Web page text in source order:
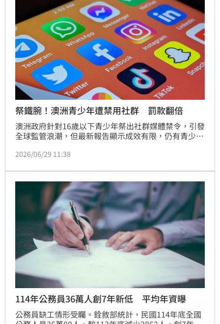
祭鐵腕！澳洲青少年遭禁用社群 罰款翻倍
澳洲政府針對16歲以下青少年祭出社群媒體禁令，引發
全球監管浪潮，但最新報告顯示成效有限，仍有青少年
罰款提高至7000萬美元，並擴大監管機構職權。然
犯青少年發言權。
2026/06/29 11:38
114年公務員36萬人創7年新低 平均年資曝
公務員缺工情形受矚。銓敘部統計，民國114年底全國